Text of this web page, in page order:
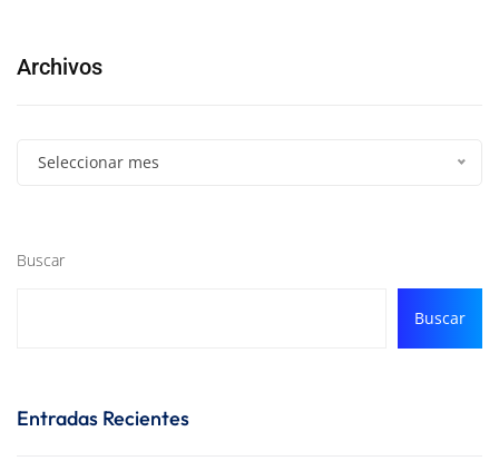
Archivos
Seleccionar mes
Buscar
Buscar
Entradas Recientes